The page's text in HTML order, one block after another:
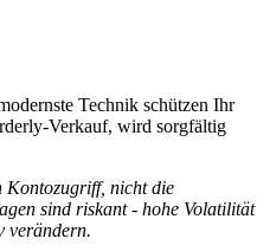
Technik schützen Ihr
Verkauf, wird sorgfältig
Kontozugriff, nicht die
sind riskant - hohe Volatilität
verändern.